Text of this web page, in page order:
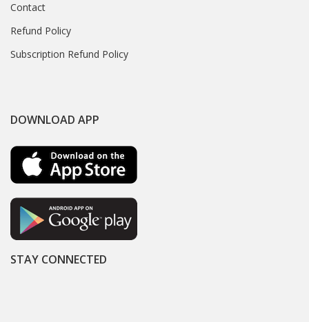
Contact
Refund Policy
Subscription Refund Policy
DOWNLOAD APP
STAY CONNECTED